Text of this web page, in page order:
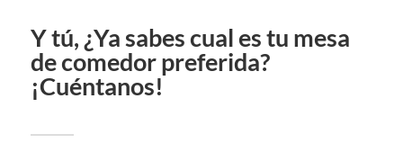
Y tú, ¿Ya sabes cual es tu mesa
de comedor preferida?
¡Cuéntanos!